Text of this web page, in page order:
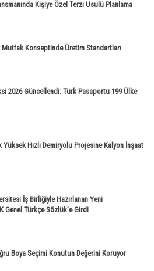
Kişiye Özel Terzi Usulü Planlama
Konseptinde Üretim Standartları
2026 Güncellendi: Türk Pasaportu 199 Ülke
Hızlı Demiryolu Projesine Kalyon İnşaat
İş Birliğiyle Hazırlanan Yeni
Genel Türkçe Sözlük’e Girdi
Boya Seçimi Konutun Değerini Koruyor